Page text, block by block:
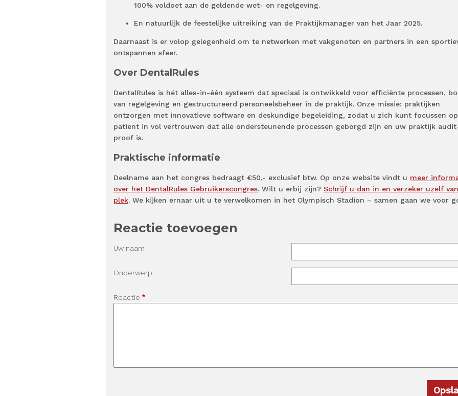
100% voldoet aan de geldende wet- en regelgeving.
En natuurlijk de feestelijke uitreiking van de Praktijkmanager van het Jaar 2025.
Daarnaast is er volop gelegenheid om te netwerken met vakgenoten en partners in een
ontspannen sfeer.
Over DentalRules
DentalRules is hét alles-in-één systeem dat speciaal is ontwikkeld voor efficiënte processen,
van regelgeving en gestructureerd personeelsbeheer in de praktijk. Onze missie: praktijken
ontzorgen met innovatieve software en deskundige begeleiding, zodat u zich kunt focussen
patiënt in vol vertrouwen dat alle ondersteunende processen geborgd zijn en uw praktijk
proof is.
Praktische informatie
Deelname aan het congres bedraagt €50,- exclusief btw. Op onze website vindt u meer
over het DentalRules Gebruikerscongres. Wilt u erbij zijn? Schrijf u dan in en verzeker uzelf
plek. We kijken ernaar uit u te verwelkomen in het Olympisch Stadion – samen gaan we voor
Reactie toevoegen
Uw naam
Onderwerp
Reactie